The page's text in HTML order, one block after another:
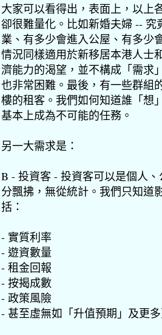
大家可以看得出，表面上，以上
卻很難量化。比如新婚夫婦 --
業、有多少會進入公屋、有多少
情況同樣適用於新移居本港人士
濟能力的渴望，並不構成「需求
也非常困難。最後，有一些群組
樓的租客。我們如何知道誰「想
基本上成為不可能的任務。
另一大需求是：
B - 投資客 - 投資客可以是個人
分飄拂，無從統計。我們只知道
括：
- 實質利率
- 遊資數量
- 租金回報
- 按揭成數
- 政策風險
- 甚至虛無如「升值預期」及更